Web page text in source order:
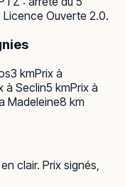
Ouverte 2.0.
3 kmPrix à
à Seclin5 kmPrix à
Madeleine8 km
clair. Prix signés,